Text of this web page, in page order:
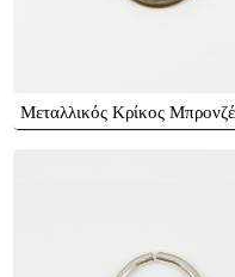
Μεταλλικός Κρίκος